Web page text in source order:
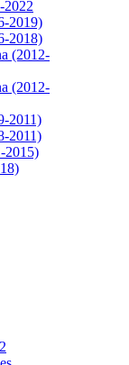
2022
2019)
2018)
(2012-
(2012-
2011)
2011)
2015)